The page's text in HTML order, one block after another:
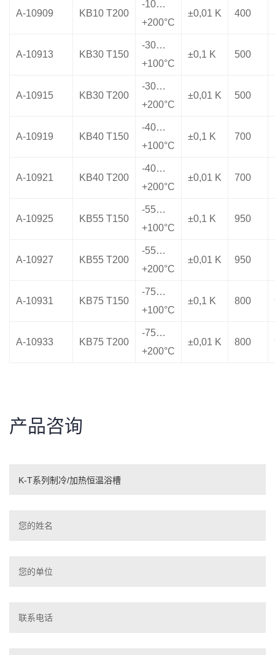
A-10909 KB10 T200
-10…
+200°C
±0,01 K 400
A-10913 KB30 T150
-30…
+100°C
±0,1 K 500
A-10915 KB30 T200
-30…
+200°C
±0,01 K 500
A-10919 KB40 T150
-40…
+100°C
±0,1 K 700
A-10921 KB40 T200
-40…
+200°C
±0,01 K 700
A-10925 KB55 T150
-55…
+100°C
±0,1 K 950
A-10927 KB55 T200
-55…
+200°C
±0,01 K 950
A-10931 KB75 T150
-75…
+100°C
±0,1 K 800
A-10933 KB75 T200
-75…
+200°C
±0,01 K 800
产品咨询